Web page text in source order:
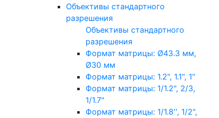
Объективы стандартного
разрешения
Объективы стандартного
разрешения
Формат матрицы: Ø43.3 мм,
Ø30 мм
Формат матрицы: 1.2", 1.1", 1"
Формат матрицы: 1/1.2", 2/3,
1/1.7"
Формат матрицы: 1/1.8'', 1/2",